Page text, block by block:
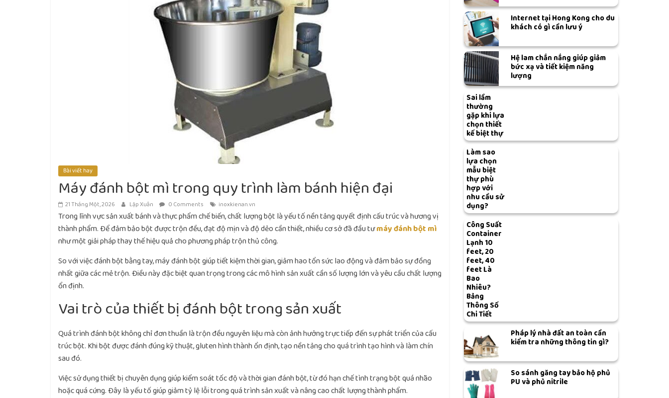
Bài viết hay
Máy đánh bột mì trong quy trình làm bánh hiện đại
21 Tháng Một, 2026 Lập Xuân 0 Comments inoxkienan.vn
Trong lĩnh vực sản xuất bánh và thực phẩm chế biến, chất lượng bột là yếu tố nền tảng quyết định cấu trúc và hương vị
thành phẩm. Để đảm bảo bột được trộn đều, đạt độ mịn và độ dẻo cần thiết, nhiều cơ sở đã đầu tưmáy đánh bột mì
như một giải pháp thay thế hiệu quả cho phương pháp trộn thủ công.
So với việc đánh bột bằng tay, máy đánh bột giúp tiết kiệm thời gian, giảm hao tổn sức lao động và đảm bảo sự đồng
nhất giữa các mẻ trộn. Điều này đặc biệt quan trọng trong các mô hình sản xuất cần số lượng lớn và yêu cầu chất lượng
ổn định.
Vai trò của thiết bị đánh bột trong sản xuất
Quá trình đánh bột không chỉ đơn thuần là trộn đều nguyên liệu mà còn ảnh hưởng trực tiếp đến sự phát triển của cấu
trúc bột. Khi bột được đánh đúng kỹ thuật, gluten hình thành ổn định, tạo nền tảng cho quá trình tạo hình và làm chín
sau đó.
Việc sử dụng thiết bị chuyên dụng giúp kiểm soát tốc độ và thời gian đánh bột, từ đó hạn chế tình trạng bột quá nhão
hoặc quá cứng. Đây là yếu tố giúp giảm tỷ lệ lỗi trong quá trình sản xuất và nâng cao chất lượng thành phẩm.
Internet tại Hong Kong cho du
khách có gì cần lưu ý
Hệ lam chắn nắng giúp giảm
bức xạ và tiết kiệm năng
lượng
Sai lầm
thường
gặp khi lựa
chọn thiết
kế biệt thự
Làm sao
lựa chọn
mẫu biệt
thự phù
hợp với
nhu cầu sử
dụng?
Công Suất
Container
Lạnh 10
feet, 20
feet, 40
feet Là
Bao
Nhiêu?
Bảng
Thông Số
Chi Tiết
Pháp lý nhà đất an toàn cần
kiểm tra những thông tin gì?
So sánh găng tay bảo hộ phủ
PU và phủ nitrile